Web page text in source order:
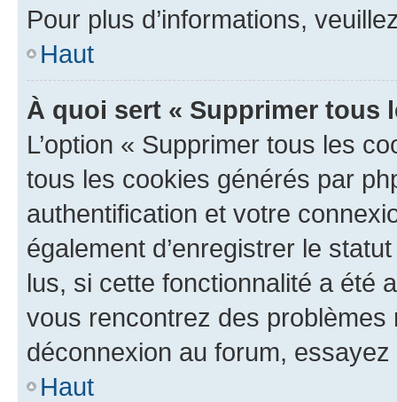
Pour plus d’informations,
Haut
À quoi sert « Supprimer tous
L’option « Supprimer tous les
tous les cookies générés par
authentification et votre
également d’enregistrer le
lus, si cette fonctionnalité a été
vous rencontrez des
déconnexion au forum,
Haut